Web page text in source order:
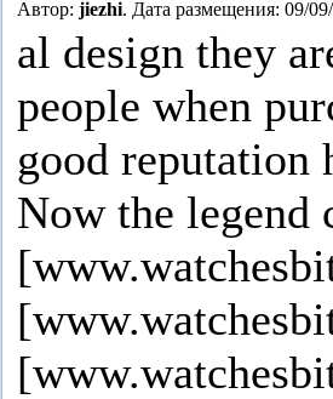
Автор: jiezhi. Дата размещения: 09/
al design they
people when
good reputation
Now the legend